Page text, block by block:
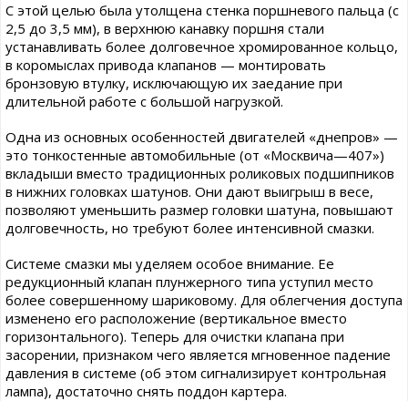
С этой целью была утолщена стенка поршневого пальца (с
2,5 до 3,5 мм), в верхнюю канавку поршня стали
устанавливать более долговечное хромированное кольцо,
в коромыслах привода клапанов — монтировать
бронзовую втулку, исключающую их заедание при
длительной работе с большой нагрузкой.
Одна из основных особенностей двигателей «днепров» —
это тонкостенные автомобильные (от «Москвича—407»)
вкладыши вместо традиционных роликовых подшипников
в нижних головках шатунов. Они дают выигрыш в весе,
позволяют уменьшить размер головки шатуна, повышают
долговечность, но требуют более интенсивной смазки.
Системе смазки мы уделяем особое внимание. Ее
редукционный клапан плунжерного типа уступил место
более совершенному шариковому. Для облегчения доступа
изменено его расположение (вертикальное вместо
горизонтального). Теперь для очистки клапана при
засорении, признаком чего является мгновенное падение
давления в системе (об этом сигнализирует контрольная
лампа), достаточно снять поддон картера.